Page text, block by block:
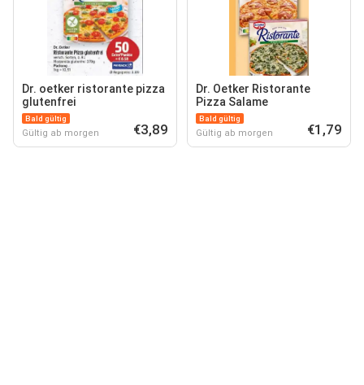
Dr. oetker ristorante pizza
glutenfrei
Bald gültig
Gültig ab morgen €3,89
Dr. Oetker Ristorante
Pizza Salame
Bald gültig
Gültig ab morgen €1,79